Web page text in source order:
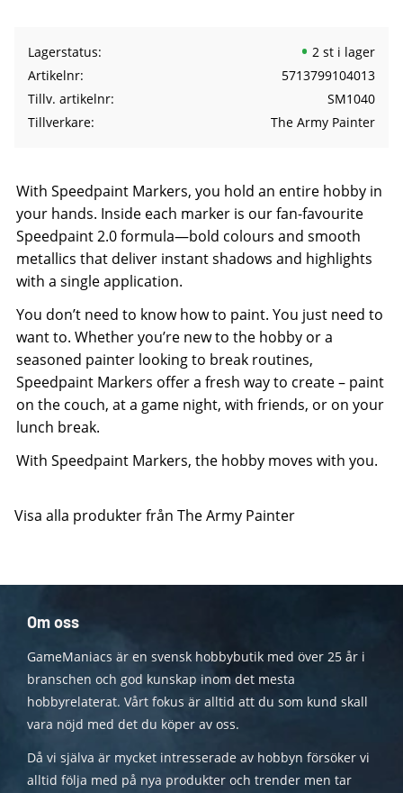
Lagerstatus
2 st i lager
Artikelnr
5713799104013
Tillv. artikelnr
SM1040
Tillverkare
The Army Painter
With Speedpaint Markers, you hold an entire hobby in
your hands. Inside each marker is our fan-favourite
Speedpaint 2.0 formula—bold colours and smooth
metallics that deliver instant shadows and highlights
with a single application.
You don’t need to know how to paint. You just need to
want to. Whether you’re new to the hobby or a
seasoned painter looking to break routines,
Speedpaint Markers offer a fresh way to create – paint
on the couch, at a game night, with friends, or on your
lunch break.
With Speedpaint Markers, the hobby moves with you.
Visa alla produkter från The Army Painter
Om oss
GameManiacs är en svensk hobbybutik med över 25 år i
branschen och god kunskap inom det mesta
hobbyrelaterat. Vårt fokus är alltid att du som kund skall
vara nöjd med det du köper av oss.
Då vi själva är mycket intresserade av hobbyn försöker vi
alltid följa med på nya produkter och trender men tar